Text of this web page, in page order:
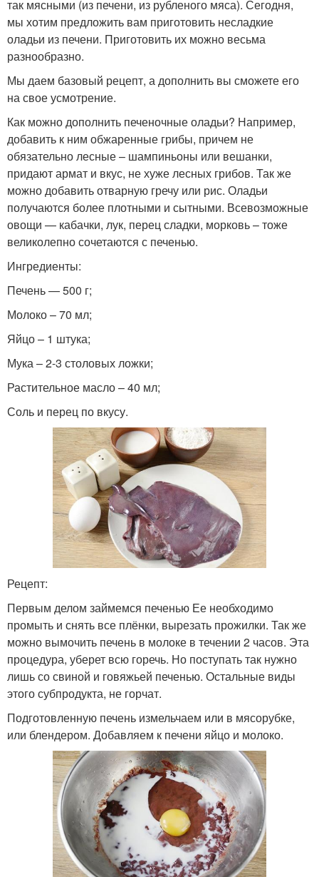
так мясными (из печени, из рубленого мяса). Сегодня,
мы хотим предложить вам приготовить несладкие
оладьи из печени. Приготовить их можно весьма
разнообразно.
Мы даем базовый рецепт, а дополнить вы сможете его
на свое усмотрение.
Как можно дополнить печеночные оладьи? Например,
добавить к ним обжаренные грибы, причем не
обязательно лесные – шампиньоны или вешанки,
придают армат и вкус, не хуже лесных грибов. Так же
можно добавить отварную гречу или рис. Оладьи
получаются более плотными и сытными. Всевозможные
овощи — кабачки, лук, перец сладки, морковь – тоже
великолепно сочетаются с печенью.
Ингредиенты:
Печень — 500 г;
Молоко – 70 мл;
Яйцо – 1 штука;
Мука – 2-3 столовых ложки;
Растительное масло – 40 мл;
Соль и перец по вкусу.
Рецепт:
Первым делом займемся печенью Ее необходимо
промыть и снять все плёнки, вырезать прожилки. Так же
можно вымочить печень в молоке в течении 2 часов. Эта
процедура, уберет всю горечь. Но поступать так нужно
лишь со свиной и говяжьей печенью. Остальные виды
этого субпродукта, не горчат.
Подготовленную печень измельчаем или в мясорубке,
или блендером. Добавляем к печени яйцо и молоко.